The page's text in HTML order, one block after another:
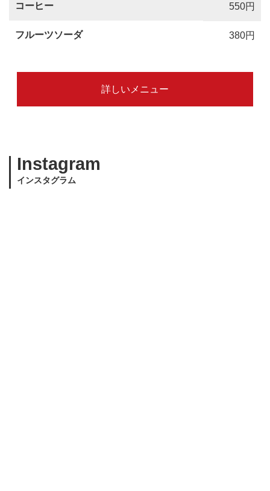
コーヒー 550円
フルーツソーダ 380円
詳しいメニュー
Instagram
インスタグラム